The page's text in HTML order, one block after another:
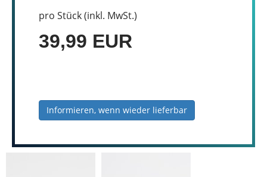
pro Stück (inkl. MwSt.)
39,99 EUR
Informieren, wenn wieder lieferbar